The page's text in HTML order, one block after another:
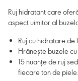
Ruj hidratant care
aspect uimitor al
Ruj cu hidratare
Hrănește buzele
15 nuanțe de ruj
fiecare ton de piele.